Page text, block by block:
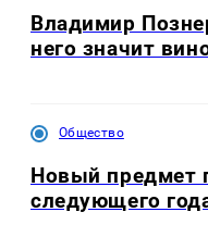
Владимир
него значит
Общество
Новый предмет
следующего